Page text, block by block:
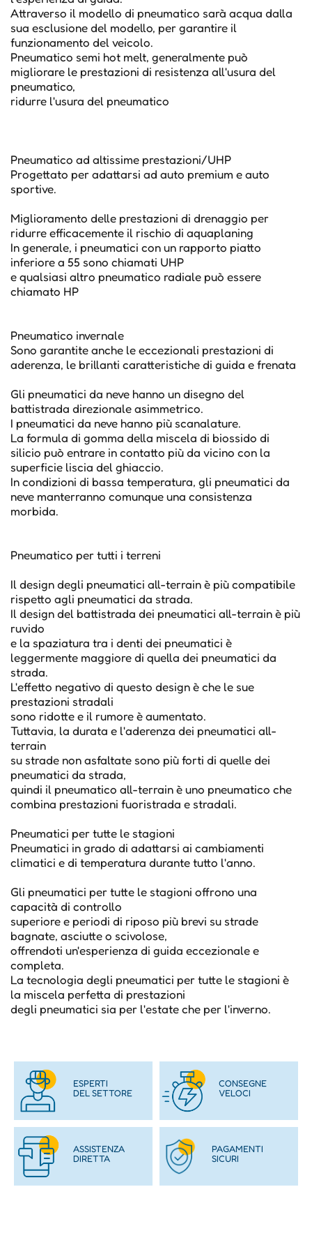
Attraverso il modello di pneumatico sarà acqua dalla
sua esclusione del modello, per garantire il
funzionamento del veicolo.
Pneumatico semi hot melt, generalmente può
migliorare le prestazioni di resistenza all'usura del
pneumatico,
ridurre l'usura del pneumatico
Pneumatico ad altissime prestazioni/UHP
Progettato per adattarsi ad auto premium e auto
sportive.
Miglioramento delle prestazioni di drenaggio per
ridurre efficacemente il rischio di aquaplaning
In generale, i pneumatici con un rapporto piatto
inferiore a 55 sono chiamati UHP
e qualsiasi altro pneumatico radiale può essere
chiamato HP
Pneumatico invernale
Sono garantite anche le eccezionali prestazioni di
aderenza, le brillanti caratteristiche di guida e frenata
Gli pneumatici da neve hanno un disegno del
battistrada direzionale asimmetrico.
I pneumatici da neve hanno più scanalature.
La formula di gomma della miscela di biossido di
silicio può entrare in contatto più da vicino con la
superficie liscia del ghiaccio.
In condizioni di bassa temperatura, gli pneumatici da
neve manterranno comunque una consistenza
morbida.
Pneumatico per tutti i terreni
Il design degli pneumatici all-terrain è più compatibile
rispetto agli pneumatici da strada.
Il design del battistrada dei pneumatici all-terrain è più
ruvido
e la spaziatura tra i denti dei pneumatici è
leggermente maggiore di quella dei pneumatici da
strada.
L'effetto negativo di questo design è che le sue
prestazioni stradali
sono ridotte e il rumore è aumentato.
Tuttavia, la durata e l'aderenza dei pneumatici all-
terrain
su strade non asfaltate sono più forti di quelle dei
pneumatici da strada,
quindi il pneumatico all-terrain è uno pneumatico che
combina prestazioni fuoristrada e stradali.
Pneumatici per tutte le stagioni
Pneumatici in grado di adattarsi ai cambiamenti
climatici e di temperatura durante tutto l'anno.
Gli pneumatici per tutte le stagioni offrono una
capacità di controllo
superiore e periodi di riposo più brevi su strade
bagnate, asciutte o scivolose,
offrendoti un'esperienza di guida eccezionale e
completa.
La tecnologia degli pneumatici per tutte le stagioni è
la miscela perfetta di prestazioni
degli pneumatici sia per l'estate che per l'inverno.
ESPERTI
DEL SETTORE
CONSEGNE
VELOCI
ASSISTENZA
DIRETTA
PAGAMENTI
SICURI